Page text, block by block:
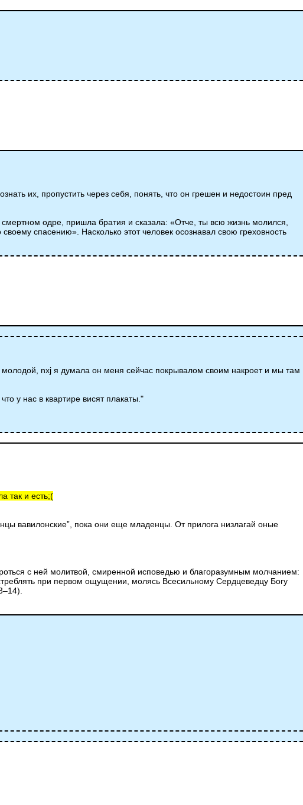
их, пропустить через себя, понять, что он грешен и недостоин пред
одре, пришла братия и сказала: «Отче, ты всю жизнь молился,
спасению». Насколько этот человек осознавал свою греховность
nxj я думала он меня сейчас покрывалом своим накроет и мы там
у нас в квартире висят плакаты."
так и есть;(
вавилонские”, пока они еще младенцы. От прилога низлагай оные
с ней молитвой, смиренной исповедью и благоразумным молчанием:
при первом ощущении, молясь Всесильному Сердцеведцу Богу